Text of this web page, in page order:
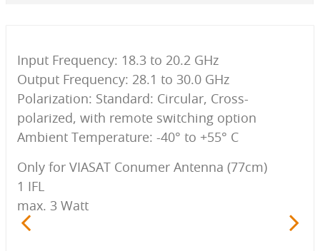
Input Frequency: 18.3 to 20.2 GHz
Output Frequency: 28.1 to 30.0 GHz
Polarization: Standard: Circular, Cross-
polarized, with remote switching option
Ambient Temperature: -40° to +55° C
Only for VIASAT Conumer Antenna (77cm)
1 IFL
max. 3 Watt